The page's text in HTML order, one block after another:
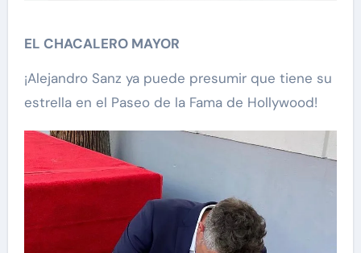
EL CHACALERO MAYOR
¡Alejandro Sanz ya puede presumir que tiene su
estrella en el Paseo de la Fama de Hollywood!